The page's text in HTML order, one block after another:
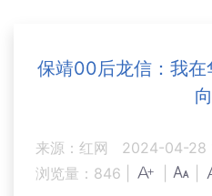
保靖00后龙信：我
向
来源：红网
2024-04-28
浏览量： 846